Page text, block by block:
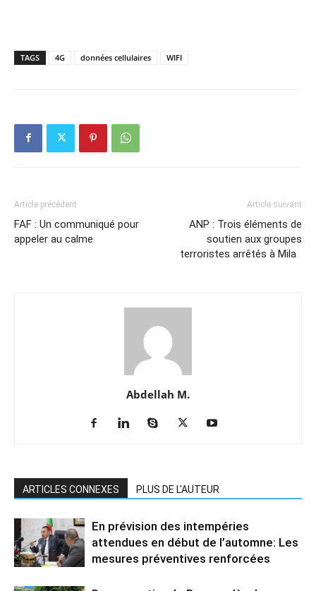
TAGS 4G données cellulaires WIFI
Article précédent
FAF : Un communiqué pour
appeler au calme
Article suivant
ANP : Trois éléments de
soutien aux groupes
terroristes arrêtés à Mila
Abdellah M.
ARTICLES CONNEXES PLUS DE L'AUTEUR
En prévision des intempéries
attendues en début de l’automne: Les
mesures préventives renforcées